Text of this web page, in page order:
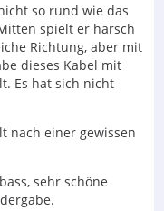
so rund wie das
spielt er harsch
Richtung, aber mit
dieses Kabel mit
Es hat sich nicht
nach einer gewissen
sehr schöne